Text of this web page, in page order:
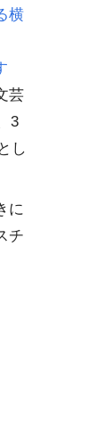
横
芸
3
し
に
チ